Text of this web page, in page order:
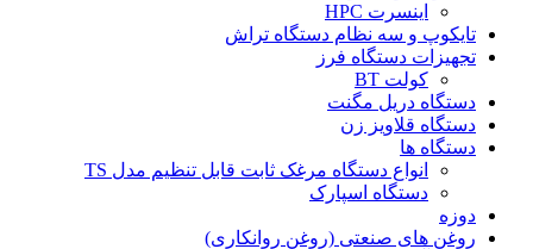
اینسرت HPC
تایکوپ و سه نظام دستگاه تراش
تجهیزات دستگاه فرز
کولت BT
دستگاه دریل مگنت
دستگاه قلاویز زن
دستگاه ها
انواع دستگاه مرغک ثابت قابل تنظیم مدل TS
دستگاه اسپارک
دوزه
روغن های صنعتی (روغن روانکاری)